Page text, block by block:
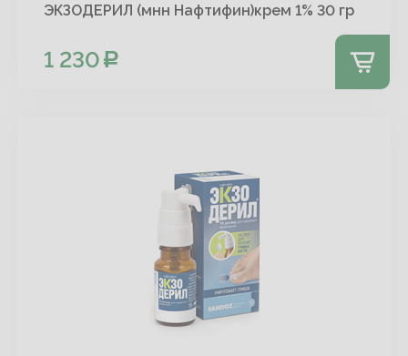
ЭКЗОДЕРИЛ (мнн Нафтифин)крем 1% 30 гр
1 230